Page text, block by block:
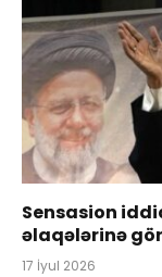
Sensasion
əlaqələrinə
17 İyul 2026